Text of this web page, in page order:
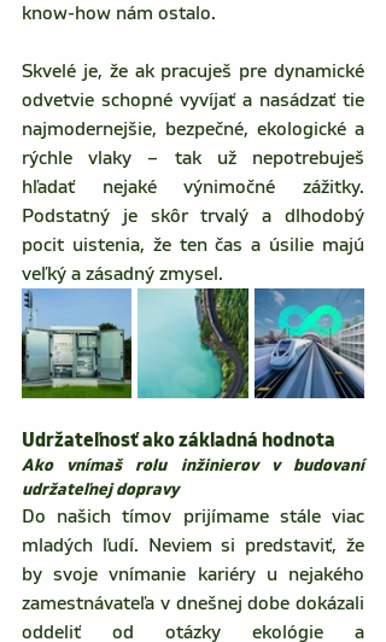
know-how nám ostalo.
Skvelé je, že ak pracuješ pre dynamické
odvetvie schopné vyvíjať a nasádzať tie
najmodernejšie, bezpečné, ekologické a
rýchle vlaky – tak už nepotrebuješ
hľadať nejaké výnimočné zážitky.
Podstatný je skôr trvalý a dlhodobý
pocit uistenia, že ten čas a úsilie majú
veľký a zásadný zmysel.
Udržateľnosť ako základná hodnota
Ako vnímaš rolu inžinierov v budovaní
udržateľnej dopravy
Do našich tímov prijímame stále viac
mladých ľudí. Neviem si predstaviť, že
by svoje vnímanie kariéry u nejakého
zamestnávateľa v dnešnej dobe dokázali
oddeliť od otázky ekológie a